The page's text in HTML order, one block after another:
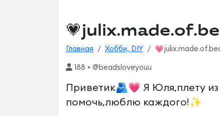
Главная Хобби, DIY
188 • @beadsloveyouu
Приветик🫂💗 Я Юля,плету
помочь,люблю каждого!✨️